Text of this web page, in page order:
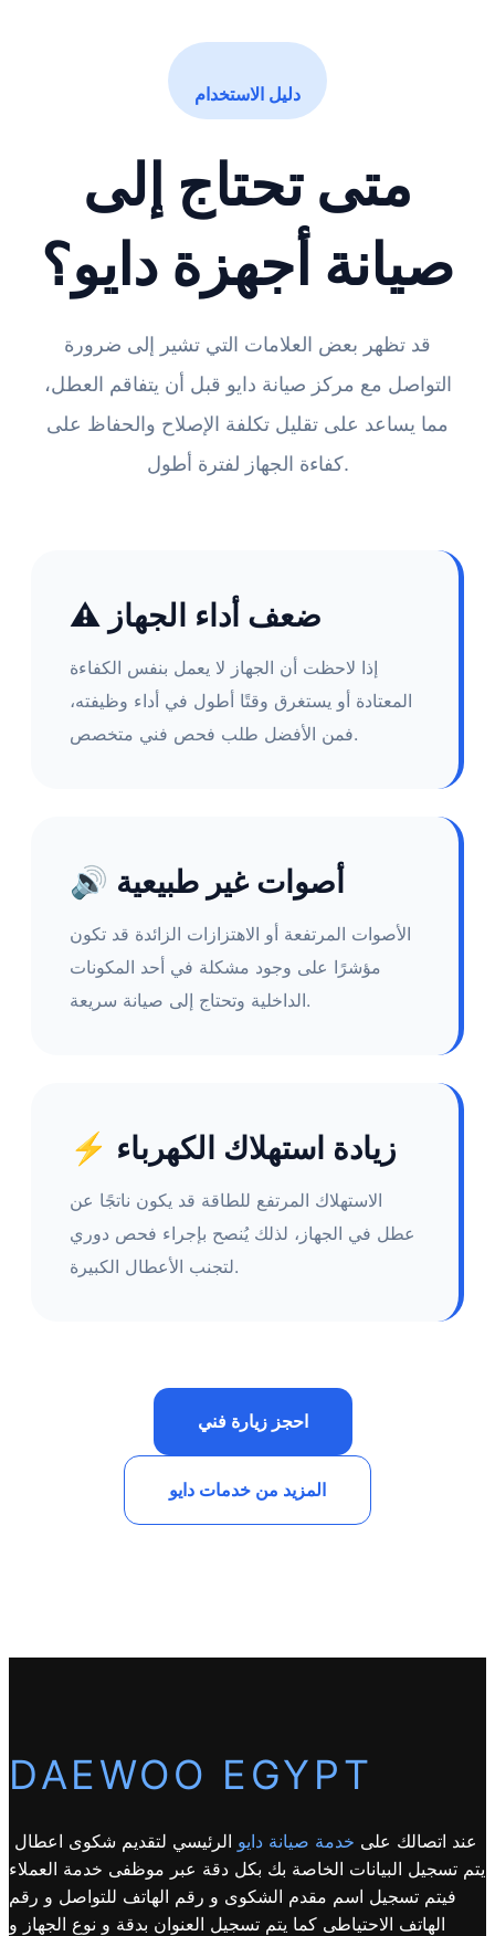
دليل الاستخدام
متى تحتاج إلى
صيانة أجهزة دايو؟
قد تظهر بعض العلامات التي تشير إلى ضرورة
التواصل مع مركز صيانة دايو قبل أن يتفاقم العطل،
مما يساعد على تقليل تكلفة الإصلاح والحفاظ على
كفاءة الجهاز لفترة أطول.
⚠️ ضعف أداء الجهاز
إذا لاحظت أن الجهاز لا يعمل بنفس الكفاءة
المعتادة أو يستغرق وقتًا أطول في أداء وظيفته،
فمن الأفضل طلب فحص فني متخصص.
🔊 أصوات غير طبيعية
الأصوات المرتفعة أو الاهتزازات الزائدة قد تكون
مؤشرًا على وجود مشكلة في أحد المكونات
الداخلية وتحتاج إلى صيانة سريعة.
⚡ زيادة استهلاك الكهرباء
الاستهلاك المرتفع للطاقة قد يكون ناتجًا عن
عطل في الجهاز، لذلك يُنصح بإجراء فحص دوري
لتجنب الأعطال الكبيرة.
احجز زيارة فني
المزيد من خدمات دايو
DAEWOO EGYPT
عند اتصالك على خدمة صيانة دايو الرئيسي لتقديم شكوى اعطال
يتم تسجيل البيانات الخاصة بك بكل دقة عبر موظفى خدمة العملاء
فيتم تسجيل اسم مقدم الشكوى و رقم الهاتف للتواصل و رقم
الهاتف الاحتياطى كما يتم تسجيل العنوان بدقة و نوع الجهاز و